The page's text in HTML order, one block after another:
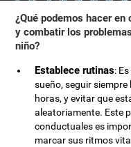
¿Qué podemos hacer
y combatir los
niño?
Establece rutinas:
sueño, seguir
horas, y evitar que
aleatoriamente. Este
conductuales es
marcar sus ritmos